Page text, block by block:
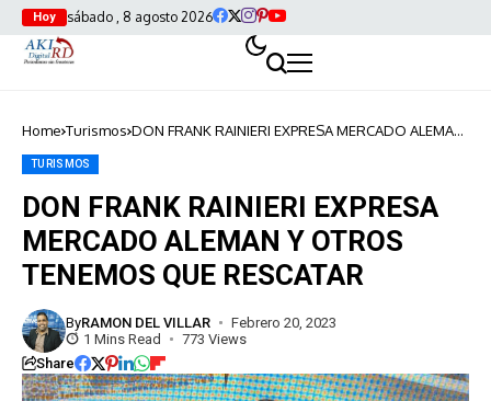
Hoy sábado , 8 agosto 2026
Home Turismos DON FRANK RAINIERI EXPRESA MERCADO ALEMAN
TURISMOS
DON FRANK RAINIERI EXPRESA
MERCADO ALEMAN Y OTROS
TENEMOS QUE RESCATAR
ByRAMON DEL VILLAR
Febrero 20, 2023
1 Mins Read
773 Views
Share